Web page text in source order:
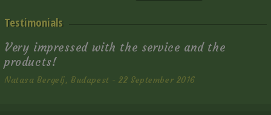
Testimonials
Very impressed with the service and the
products!
Natasa Bergelj, Budapest - 22 September 2016